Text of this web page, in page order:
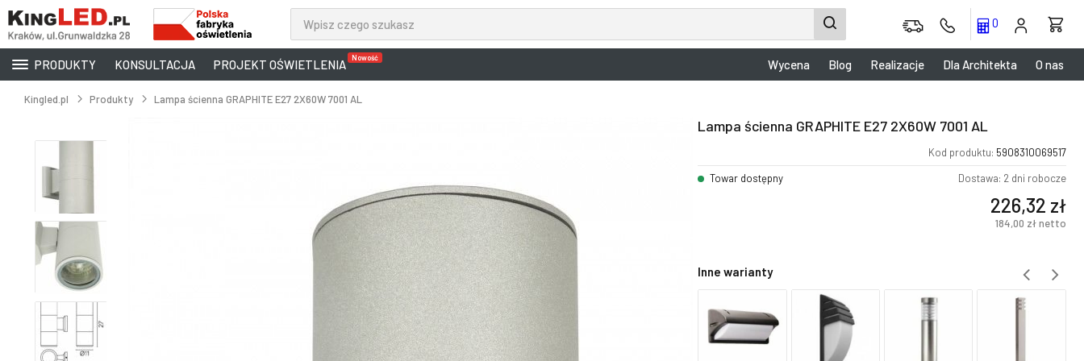
0
PRODUKTY KONSULTACJA PROJEKT OŚWIETLENIA Nowość Wycena Blog Realizacje Dla Architekta O nas
Kingled.pl Produkty Lampa ścienna GRAPHITE E27 2X60W 7001 AL
Lampa ścienna GRAPHITE E27 2X60W 7001 AL
Kod produktu: 5908310069517
Towar dostępny
Dostawa: 2 dni robocze
226,32 zł
184,00 złnetto
Inne warianty